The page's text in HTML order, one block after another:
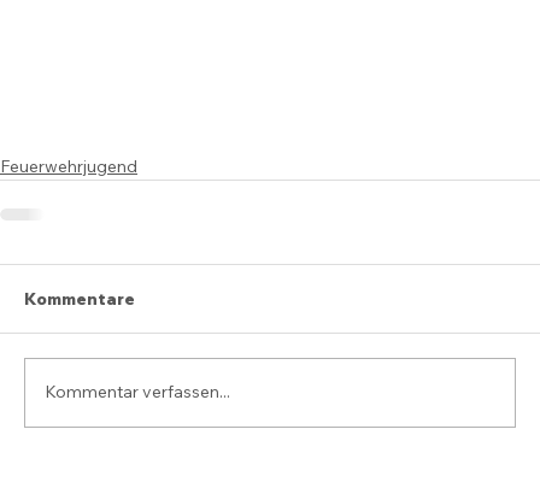
Feuerwehrjugend
Kommentare
Kommentar verfassen...